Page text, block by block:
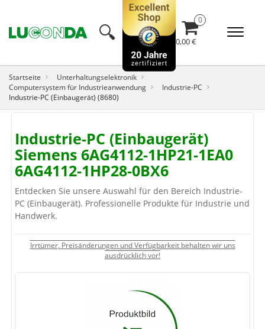
🔍︎ 0,00 €
Startseite
Unterhaltungselektronik
Computersystem für Industrieanwendung
Industrie-PC
Industrie-PC (Einbaugerät) (8680)
Industrie-PC (Einbaugerät)
Siemens 6AG4112-1HP21-1EA0
6AG4112-1HP28-0BX6
Entdecken Sie unsere Auswahl für den Bereich Industrie-
PC (Einbaugerät). Professionelle Produkte für Industrie und
Handwerk.
Irrtümer, Preisänderungen und Verfügbarkeit behalten wir uns
ausdrücklich vor!